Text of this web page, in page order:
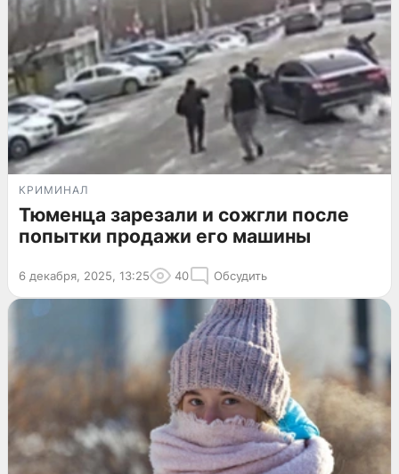
КРИМИНАЛ
Тюменца зарезали и сожгли после
попытки продажи его машины
6 декабря, 2025, 13:25 40 Обсудить